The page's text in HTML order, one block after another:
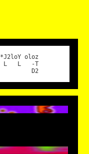
*J2loY oloz
L L -T
D2